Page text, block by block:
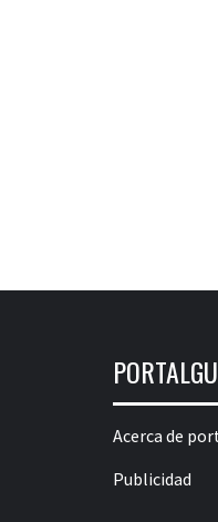
Acerca de
Publicidad